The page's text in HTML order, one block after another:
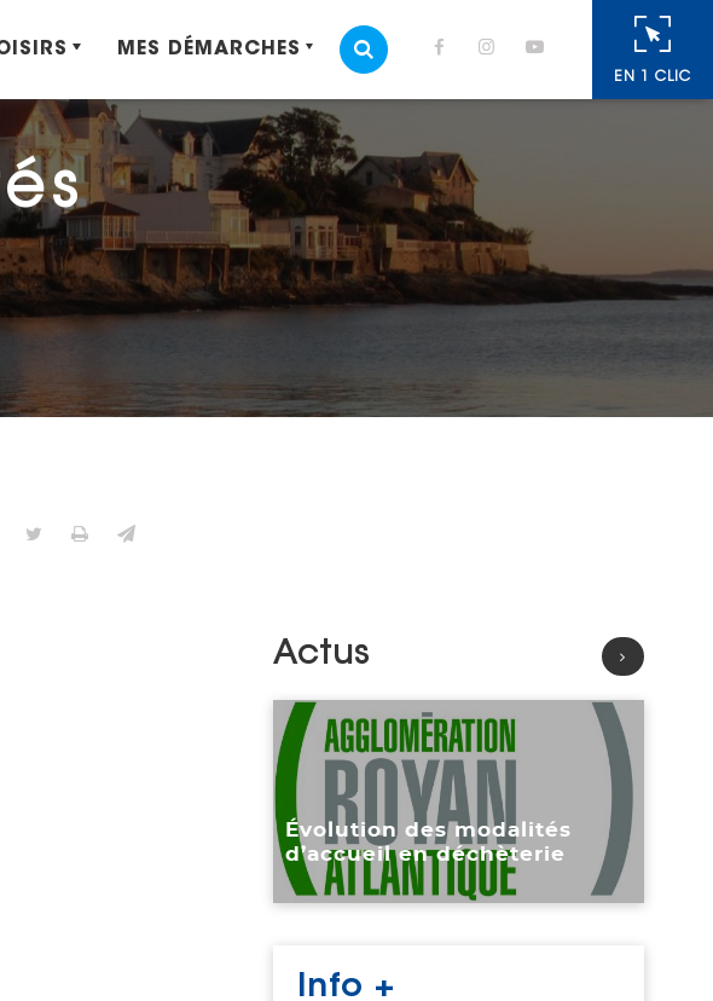
EN 1 CLIC
MOTEUR DE RECHERCHE
MES DÉMARCHES
Partager sur Facebook
Partager sur Twitter
Imprimer
Actus
Évolution des modalités
d’accueil en déchèterie
Lire l'article
Info +